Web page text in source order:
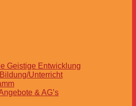
Geistige Entwicklung
Unterricht
& AG’s